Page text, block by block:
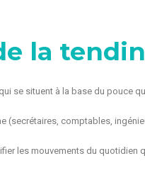
la
se situent à la base du pouce
(secrétaires, comptables,
les mouvements du quotidien